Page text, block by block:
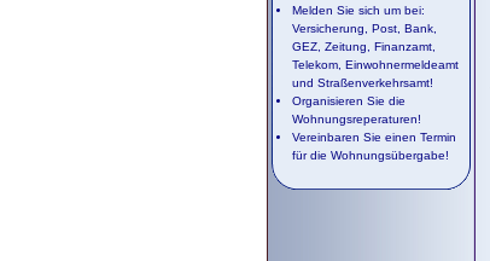
Melden Sie sich um bei:
Versicherung, Post, Bank,
GEZ, Zeitung, Finanzamt,
Telekom, Einwohnermeldeamt
und Straßenverkehrsamt!
Organisieren Sie die
Wohnungsreperaturen!
Vereinbaren Sie einen Termin
für die Wohnungsübergabe!